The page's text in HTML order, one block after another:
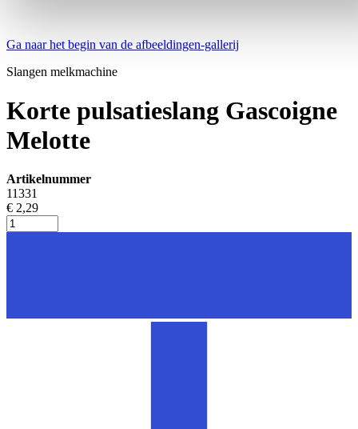
Ga naar het begin van de afbeeldingen-gallerij
Slangen melkmachine
Korte pulsatieslang Gascoigne
Melotte
Artikelnummer
11331
€ 2,29